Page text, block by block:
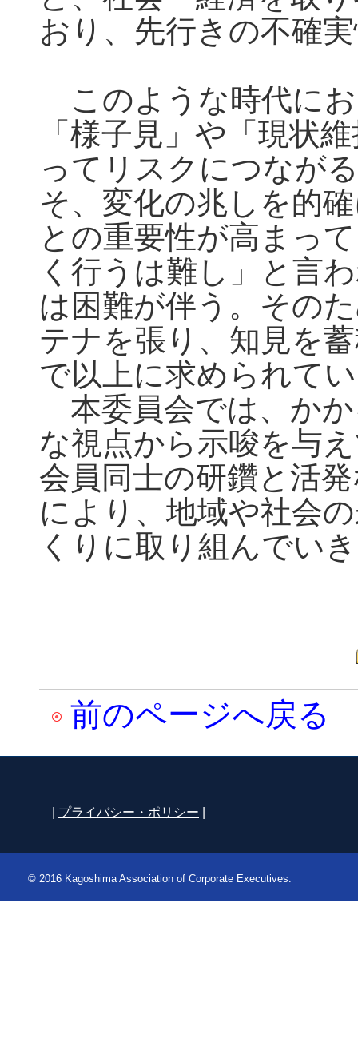
おり、先行きの不確
このような時代に
「様子見」や「現状
ってリスクにつなが
そ、変化の兆しを的
との重要性が高まっ
く行うは難し」と言
は困難が伴う。その
テナを張り、知見を
で以上に求められ
本委員会では、か
な視点から示唆を与
会員同士の研鑽と活
により、地域や社会
くりに取り組んでい
前のページへ戻る
プライバシー・ポリシー
© 2016 Kagoshima Association of Corporate Executives.